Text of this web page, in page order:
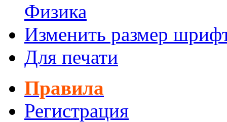
Физика
Изменить размер
Для печати
Правила
Регистрация